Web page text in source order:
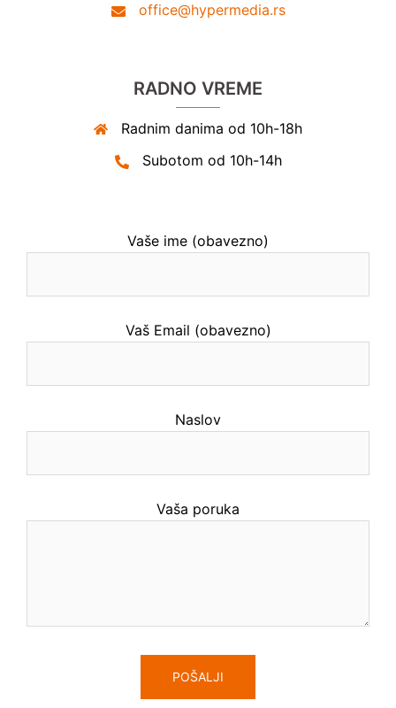
office@hypermedia.rs
RADNO VREME
Radnim danima od 10h-18h
Subotom od 10h-14h
Vaše ime (obavezno)
Vaš Email (obavezno)
Naslov
Vaša poruka